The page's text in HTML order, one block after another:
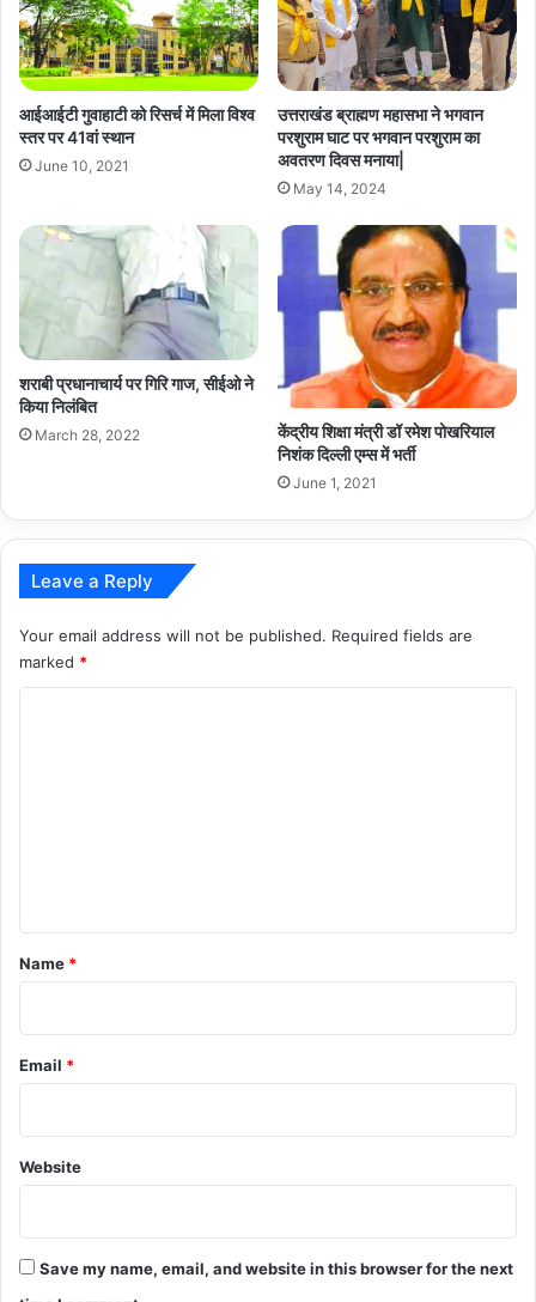
आईआईटी गुवाहाटी को रिसर्च में मिला विश्व
स्तर पर 41वां स्थान
June 10, 2021
उत्तराखंड ब्राह्मण महासभा ने भगवान
परशुराम घाट पर भगवान परशुराम का
अवतरण दिवस मनाया|
May 14, 2024
शराबी प्रधानाचार्य पर गिरि गाज, सीईओ ने
किया निलंबित
March 28, 2022
केंद्रीय शिक्षा मंत्री डॉ रमेश पोखरियाल
निशंक दिल्ली एम्स में भर्ती
June 1, 2021
Leave a Reply
Your email address will not be published. Required fields are
marked *
*
Name *
Email *
Website
Save my name, email, and website in this browser for the next